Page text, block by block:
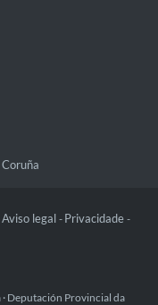
Aviso legal - Privacidade -
Deputación Provincial da